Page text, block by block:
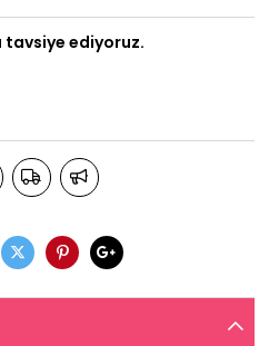
tavsiye ediyoruz.